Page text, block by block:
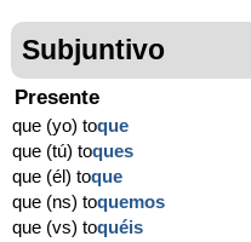
Subjuntivo
Presente
que (yo) toque
que (tú) toques
que (él) toque
que (ns) toquemos
que (vs) toquéis